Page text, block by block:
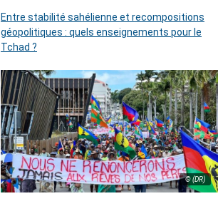
Entre stabilité sahélienne et recompositions
géopolitiques : quels enseignements pour le
Tchad ?
© (DR)